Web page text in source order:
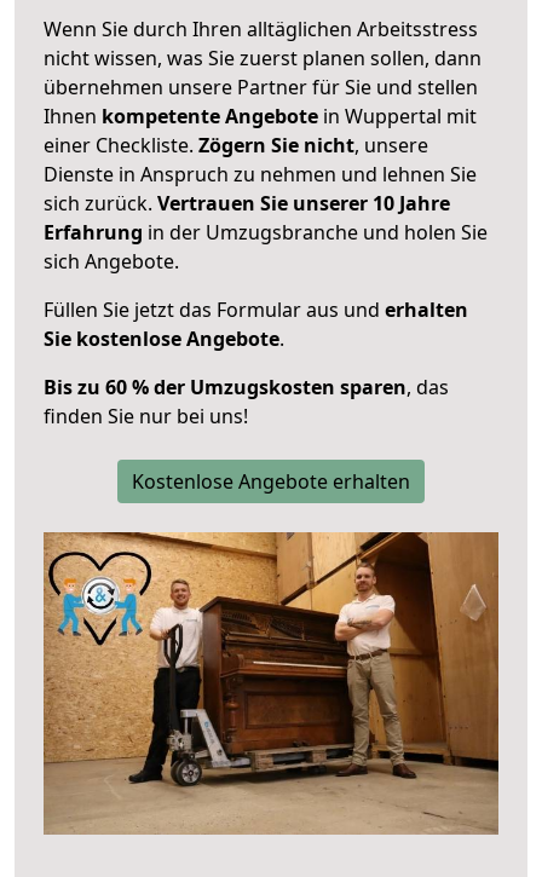
Wenn Sie durch Ihren alltäglichen Arbeitsstress
nicht wissen, was Sie zuerst planen sollen, dann
übernehmen unsere Partner für Sie und stellen
Ihnen kompetente Angebote in Wuppertal mit
einer Checkliste. Zögern Sie nicht, unsere
Dienste in Anspruch zu nehmen und lehnen Sie
sich zurück. Vertrauen Sie unserer 10 Jahre
Erfahrung in der Umzugsbranche und holen Sie
sich Angebote.
Füllen Sie jetzt das Formular aus und erhalten
Sie kostenlose Angebote.
Bis zu 60 % der Umzugskosten sparen, das
finden Sie nur bei uns!
Kostenlose Angebote erhalten